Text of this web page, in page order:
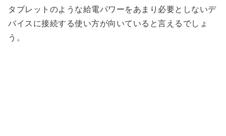
タブレットのような給電パワーをあまり必要としないデ
バイスに接続する使い方が向いていると言えるでしょ
う。